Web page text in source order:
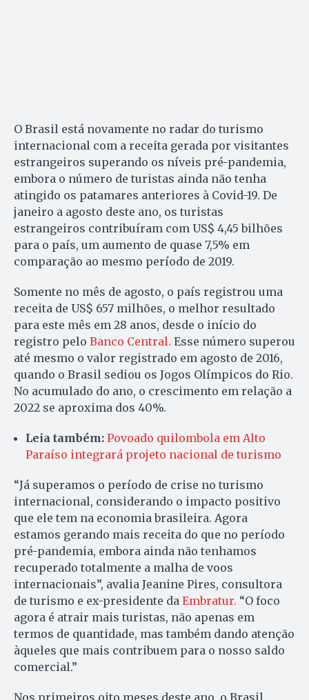
O Brasil está novamente no radar do turismo
internacional com a receita gerada por visitantes
estrangeiros superando os níveis pré-pandemia,
embora o número de turistas ainda não tenha
atingido os patamares anteriores à Covid-19. De
janeiro a agosto deste ano, os turistas
estrangeiros contribuíram com US$ 4,45 bilhões
para o país, um aumento de quase 7,5% em
comparação ao mesmo período de 2019.
Somente no mês de agosto, o país registrou uma
receita de US$ 657 milhões, o melhor resultado
para este mês em 28 anos, desde o início do
registro pelo Banco Central. Esse número superou
até mesmo o valor registrado em agosto de 2016,
quando o Brasil sediou os Jogos Olímpicos do Rio.
No acumulado do ano, o crescimento em relação a
2022 se aproxima dos 40%.
Leia também: Povoado quilombola em Alto
Paraíso integrará projeto nacional de turismo
“Já superamos o período de crise no turismo
internacional, considerando o impacto positivo
que ele tem na economia brasileira. Agora
estamos gerando mais receita do que no período
pré-pandemia, embora ainda não tenhamos
recuperado totalmente a malha de voos
internacionais”, avalia Jeanine Pires, consultora
de turismo e ex-presidente da Embratur. “O foco
agora é atrair mais turistas, não apenas em
termos de quantidade, mas também dando atenção
àqueles que mais contribuem para o nosso saldo
comercial.”